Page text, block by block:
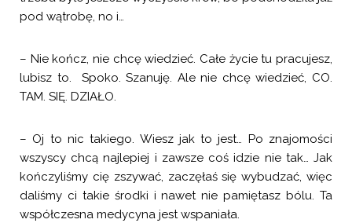
pod wątrobę, no i…
– Nie kończ, nie chcę wiedzieć. Całe życie tu pracujesz,
lubisz to. Spoko. Szanuję. Ale nie chcę wiedzieć, CO.
TAM. SIĘ. DZIAŁO.
– Oj to nic takiego. Wiesz jak to jest… Po znajomości
wszyscy chcą najlepiej i zawsze coś idzie nie tak… Jak
kończyliśmy cię zszywać, zaczęłaś się wybudzać, więc
daliśmy ci takie środki i nawet nie pamiętasz bólu. Ta
współczesna medycyna jest wspaniała.